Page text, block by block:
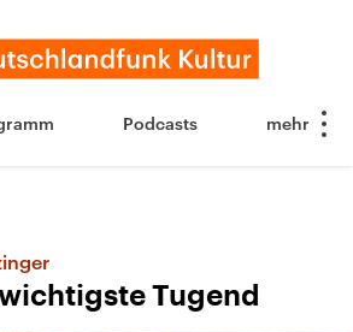
Podcasts
Tugend